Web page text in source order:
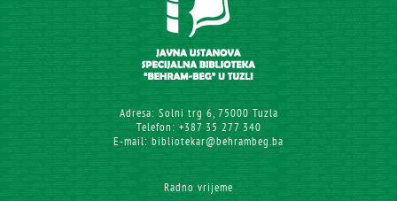
Adresa: Solni trg 6, 75000 Tuzla
Telefon: +387 35 277 340
E-mail: bibliotekar@behrambeg.ba
Radno vrijeme